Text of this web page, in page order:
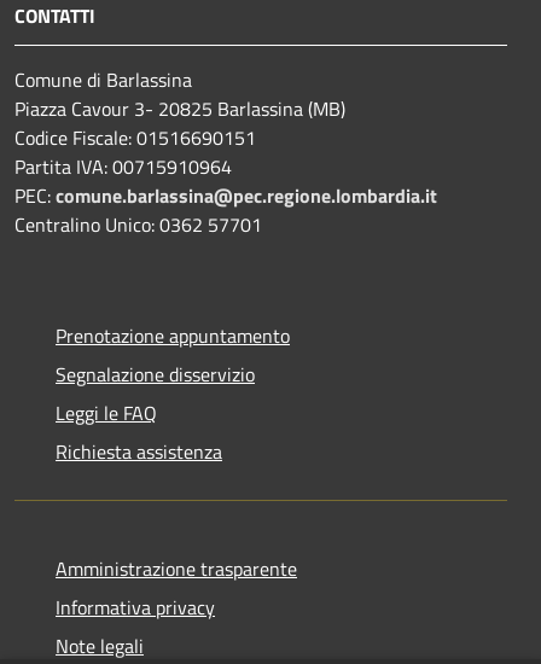
CONTATTI
Comune di Barlassina
Piazza Cavour 3- 20825 Barlassina (MB)
Codice Fiscale: 01516690151
Partita IVA: 00715910964
PEC:comune.barlassina@pec.regione.lombardia.it
Centralino Unico: 0362 57701
Prenotazione appuntamento
Segnalazione disservizio
Leggi le FAQ
Richiesta assistenza
Amministrazione trasparente
Informativa privacy
Note legali